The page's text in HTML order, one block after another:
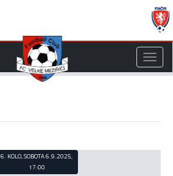
Toggle
6. KOLO, SOBOTA 6.9.2025,
17:00